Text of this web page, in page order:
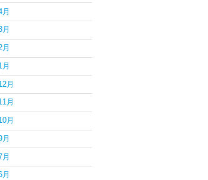
月
月
月
月
月